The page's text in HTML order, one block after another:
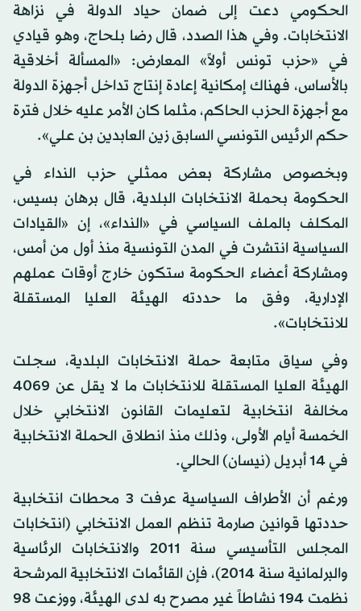
الحكومي دعت إلى ضمان حياد الدولة في نزاهة
الانتخابات. وفي هذا الصدد، قال رضا بلحاج، وهو قيادي
في «حزب تونس أولاً» المعارض: «المسألة أخلاقية
بالأساس، فهناك إمكانية إعادة إنتاج تداخل أجهزة الدولة
مع أجهزة الحزب الحاكم، مثلما كان الأمر عليه خلال فترة
حكم الرئيس التونسي السابق زين العابدين بن علي».
وبخصوص مشاركة بعض ممثلي حزب النداء في
الحكومة بحملة الانتخابات البلدية، قال برهان بسيس،
المكلف بالملف السياسي في «النداء»، إن «القيادات
السياسية انتشرت في المدن التونسية منذ أول من أمس،
ومشاركة أعضاء الحكومة ستكون خارج أوقات عملهم
الإدارية، وفق ما حددته الهيئة العليا المستقلة
للانتخابات».
وفي سياق متابعة حملة الانتخابات البلدية، سجلت
الهيئة العليا المستقلة للانتخابات ما لا يقل عن 4069
مخالفة انتخابية لتعليمات القانون الانتخابي خلال
الخمسة أيام الأولى، وذلك منذ انطلاق الحملة الانتخابية
في 14 أبريل (نيسان) الحالي.
ورغم أن الأطراف السياسية عرفت 3 محطات انتخابية
حددتها قوانين صارمة تنظم العمل الانتخابي (انتخابات
المجلس التأسيسي سنة 2011 والانتخابات الرئاسية
والبرلمانية سنة 2014)، فإن القائمات الانتخابية المرشحة
نظمت 194 نشاطاً غير مصرح به لدى الهيئة، ووزعت 98